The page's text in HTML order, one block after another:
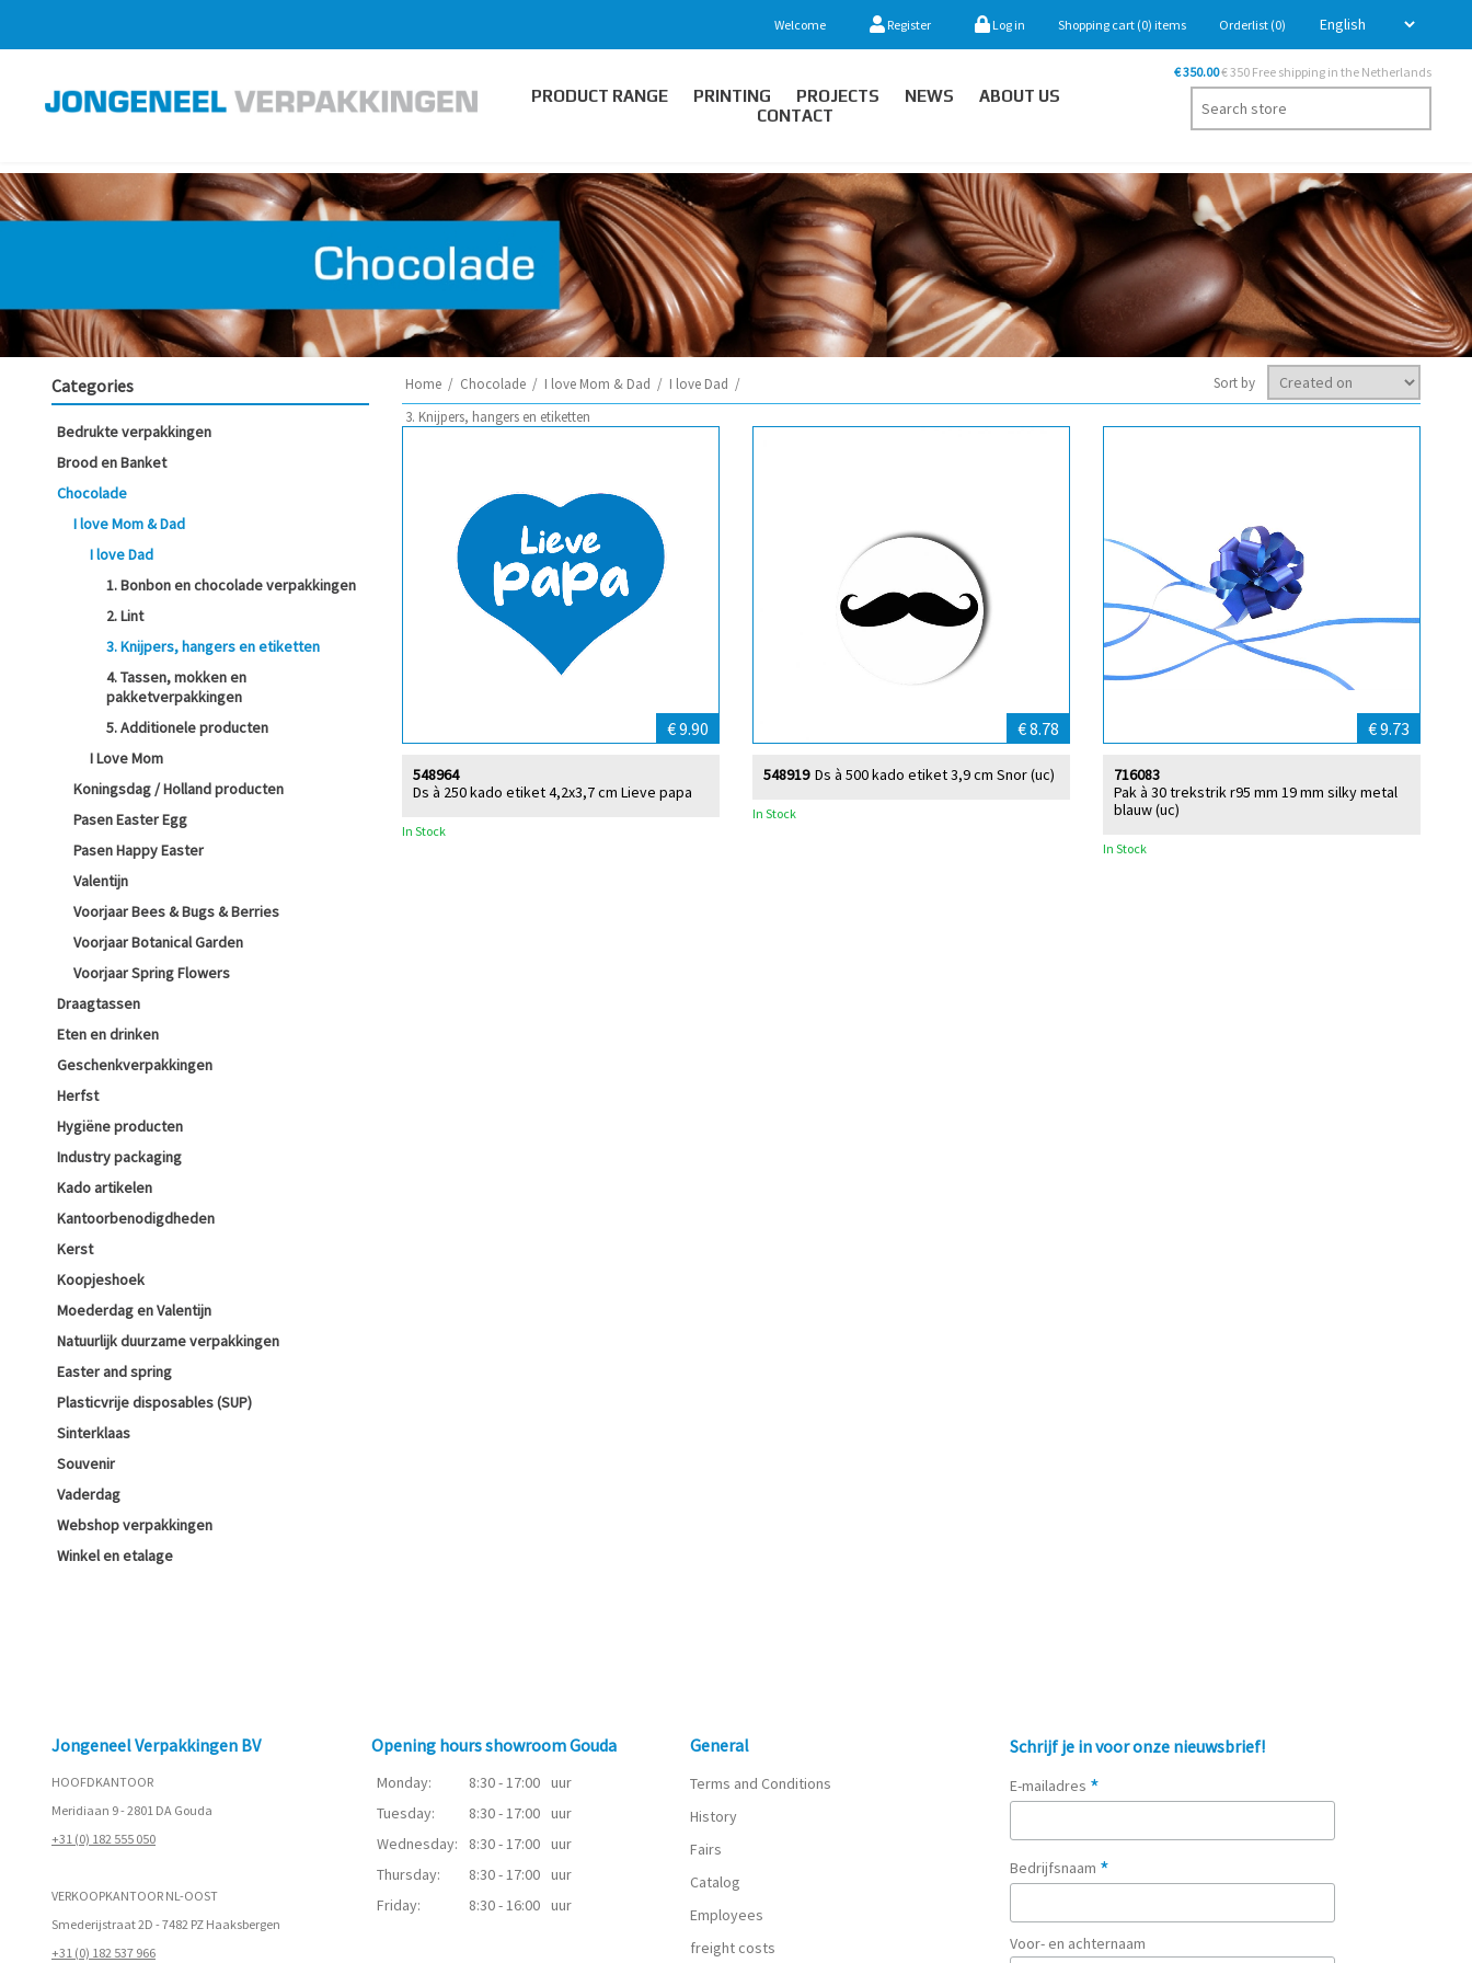
Welcome Register Log in Shopping cart (0) items Orderlist (0)
PRODUCT RANGE PRINTING PROJECTS NEWS
ABOUT US
CONTACT
€ 350.00€ 350 Free shipping in the Netherlands
Categories
Bedrukte verpakkingen
Brood en Banket
Chocolade
I love Mom & Dad
I love Dad
1. Bonbon en chocolade verpakkingen
2. Lint
3. Knijpers, hangers en etiketten
4. Tassen, mokken en
pakketverpakkingen
5. Additionele producten
I Love Mom
Koningsdag / Holland producten
Pasen Easter Egg
Pasen Happy Easter
Valentijn
Voorjaar Bees & Bugs & Berries
Voorjaar Botanical Garden
Voorjaar Spring Flowers
Draagtassen
Eten en drinken
Geschenkverpakkingen
Herfst
Hygiëne producten
Industry packaging
Kado artikelen
Kantoorbenodigdheden
Kerst
Koopjeshoek
Moederdag en Valentijn
Natuurlijk duurzame verpakkingen
Easter and spring
Plasticvrije disposables (SUP)
Sinterklaas
Souvenir
Vaderdag
Webshop verpakkingen
Winkel en etalage
Home / Chocolade / I love Mom & Dad / I love Dad /
3. Knijpers, hangers en etiketten
Sort by
€ 9.90
Ds à 250 kado etiket 4,2x3,7 cm Lieve papa
548964
In Stock
€ 8.78
Ds à 500 kado etiket 3,9 cm Snor (uc)
548919
In Stock
€ 9.73
Pak à 30 trekstrik r95 mm 19 mm silky metal
blauw (uc)
716083
In Stock
Jongeneel Verpakkingen BV
HOOFDKANTOOR
Meridiaan 9 - 2801 DA Gouda
+31 (0) 182 555 050
VERKOOPKANTOOR NL-OOST
Smederijstraat 2D - 7482 PZ Haaksbergen
+31 (0) 182 537 966
Opening hours showroom Gouda
Monday: 8:30 - 17:00 uur
Tuesday:
8:30 - 17:00 uur
Wednesday:
8:30 - 17:00 uur
Thursday:
8:30 - 17:00 uur
Friday:
8:30 - 16:00 uur
General
Terms and Conditions
History
Fairs
Catalog
Employees
freight costs
Schrijf je in voor onze nieuwsbrief!
E-mailadres *
Bedrijfsnaam *
Voor- en achternaam